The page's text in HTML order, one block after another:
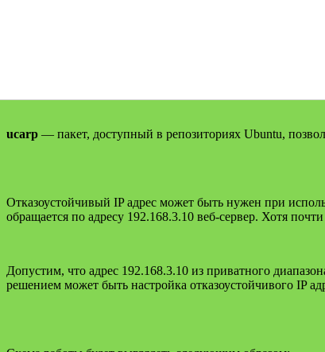
ucarp — пакет, доступный в репозиториях Ubuntu,
Отказоустойчивый IP адрес может быть нужен при
обращается по адресу 192.168.3.10 веб-сервер. Хотя
Допустим, что адрес 192.168.3.10 из приватного
решением может быть настройка отказоустойчивого IP